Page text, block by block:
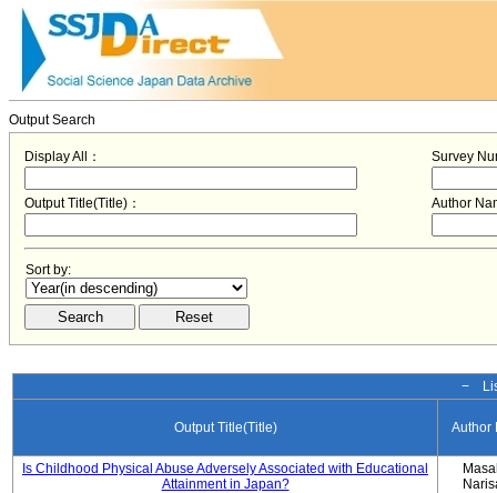
Output Search
Display All： Survey
Output Title(Title)： Author
Sort by:
−
Output Title(Title) Author
Is Childhood Physical Abuse Adversely Associated with Educational
Attainment in Japan?